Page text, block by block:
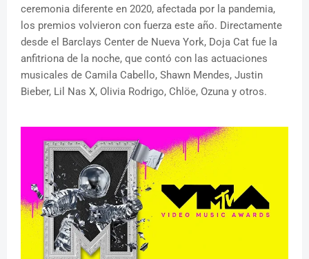
ceremonia diferente en 2020, afectada por la pandemia,
los premios volvieron con fuerza este año. Directamente
desde el Barclays Center de Nueva York, Doja Cat fue la
anfitriona de la noche, que contó con las actuaciones
musicales de Camila Cabello, Shawn Mendes, Justin
Bieber, Lil Nas X, Olivia Rodrigo, Chlöe, Ozuna y otros.